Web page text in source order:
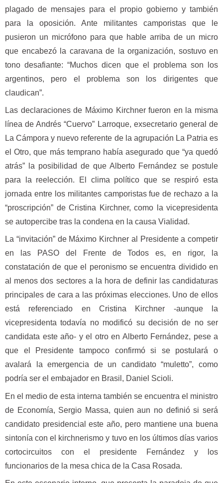
plagado de mensajes para el propio gobierno y también
para la oposición. Ante militantes camporistas que le
pusieron un micrófono para que hable arriba de un micro
que encabezó la caravana de la organización, sostuvo en
tono desafiante: “Muchos dicen que el problema son los
argentinos, pero el problema son los dirigentes que
claudican”.
Las declaraciones de Máximo Kirchner fueron en la misma
línea de Andrés “Cuervo” Larroque, exsecretario general de
La Cámpora y nuevo referente de la agrupación La Patria es
el Otro, que más temprano había asegurado que “ya quedó
atrás” la posibilidad de que Alberto Fernández se postule
para la reelección. El clima político que se respiró esta
jornada entre los militantes camporistas fue de rechazo a la
“proscripción” de Cristina Kirchner, como la vicepresidenta
se autopercibe tras la condena en la causa Vialidad.
La “invitación” de Máximo Kirchner al Presidente a competir
en las PASO del Frente de Todos es, en rigor, la
constatación de que el peronismo se encuentra dividido en
al menos dos sectores a la hora de definir las candidaturas
principales de cara a las próximas elecciones. Uno de ellos
está referenciado en Cristina Kirchner -aunque la
vicepresidenta todavía no modificó su decisión de no ser
candidata este año- y el otro en Alberto Fernández, pese a
que el Presidente tampoco confirmó si se postulará o
avalará la emergencia de un candidato “muletto”, como
podría ser el embajador en Brasil, Daniel Scioli.
En el medio de esta interna también se encuentra el ministro
de Economía, Sergio Massa, quien aun no definió si será
candidato presidencial este año, pero mantiene una buena
sintonía con el kirchnerismo y tuvo en los últimos días varios
cortocircuitos con el presidente Fernández y los
funcionarios de la mesa chica de la Casa Rosada.